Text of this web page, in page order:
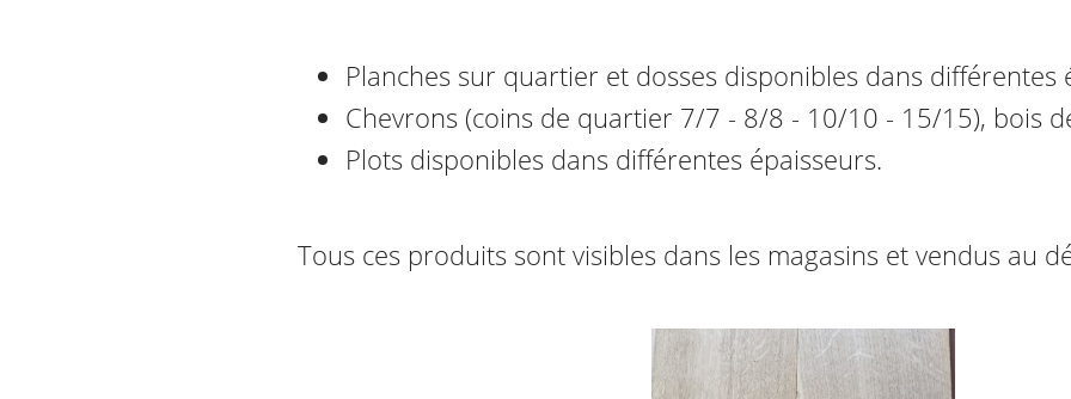
Planches sur quartier et dosses disponibles dans différentes
Chevrons (coins de quartier 7/7 - 8/8 - 10/10 - 15/15), bois
Plots disponibles dans différentes épaisseurs.
Tous ces produits sont visibles dans les magasins et vendus au